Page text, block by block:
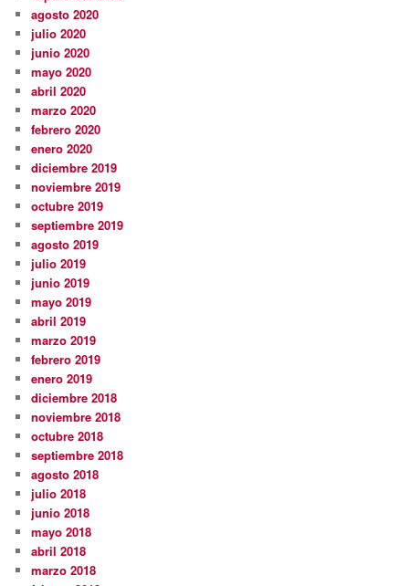
agosto 2020
julio 2020
junio 2020
mayo 2020
abril 2020
marzo 2020
febrero 2020
enero 2020
diciembre 2019
noviembre 2019
octubre 2019
septiembre 2019
agosto 2019
julio 2019
junio 2019
mayo 2019
abril 2019
marzo 2019
febrero 2019
enero 2019
diciembre 2018
noviembre 2018
octubre 2018
septiembre 2018
agosto 2018
julio 2018
junio 2018
mayo 2018
abril 2018
marzo 2018